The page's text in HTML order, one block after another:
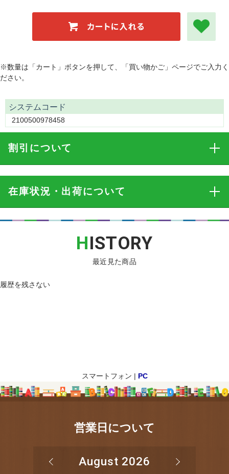
※数量は「カート」ボタンを押して、「買い物かご」ページでご入力く
ださい。
システムコード
2100500978458
割引 について
在庫状況・出荷について
HISTORY
最近見た商品
履歴を残さない
スマートフォン | PC
営業日について
August 2026